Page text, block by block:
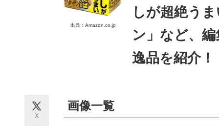
ITエンジニア向け専門サイト
モノづくり技術者専門サイト エレクト
出典：Amazon.co.jp
しが超絶う
ン」など、
逸品を紹介
X
画像一覧